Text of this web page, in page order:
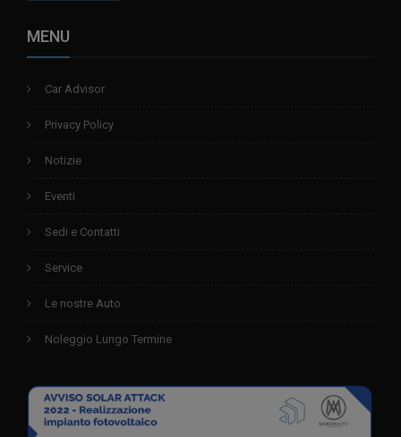
MENU
Car Advisor
Privacy Policy
Notizie
Eventi
Sedi e Contatti
Service
Le nostre Auto
Noleggio Lungo Termine